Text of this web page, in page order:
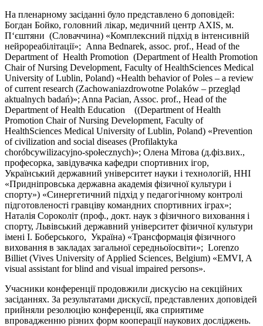
На пленарному засіданні було представлено 6 доповідей:
Богдан Бойко, головний лікар, медичний центр AXIS, м.
П‘єштяни (Словаччина) «Комплексний підхід в інтенсивній
нейрореабілітації»; Anna Bednarek, assoc. prof., Head of the
Department of Health Promotion (Department of Health Promotion
Chair of Nursing Development, Faculty of HealthSciences Medical
University of Lublin, Poland) «Health behavior of Poles – a review
of current research (Zachowaniazdrowotne Polaków – przegląd
aktualnych badań)»; Anna Pacian, Assoc. prof., Head of the
Department of Health Education ((Department of Health
Promotion Chair of Nursing Development, Faculty of
HealthSciences Medical University of Lublin, Poland) «Prevention
of civilization and social diseases (Profilaktyka
choróbcywilizacyjno-społecznych)»; Олена Мітова (д.фіз.вих.,
професорка, завідувачка кафедри спортивних ігор,
Український державний університет науки і технологій, ННІ
«Придніпровська державна академія фізичної культури і
спорту») «Синергетичний підхід у педагогічному контролі
підготовленості гравціву командних спортивних іграх»;
Наталія Сороколіт (проф., докт. наук з фізичного виховання і
спорту, Львівський державний університет фізичної культури
імені І. Боберського, Україна) «Трансформація фізичного
виховання в закладах загальної середньоїосвіти»; Lorenzo
Billiet (Vives University of Applied Sciences, Belgium) «EMVI, A
visual assistant for blind and visual impaired persons».
Учасники конференції продовжили дискусію на секційних
засіданнях. За результатами дискусії, представлених доповідей
прийняли резолюцію конференції, яка сприятиме
впровадженню різних форм кооперації наукових досліджень.